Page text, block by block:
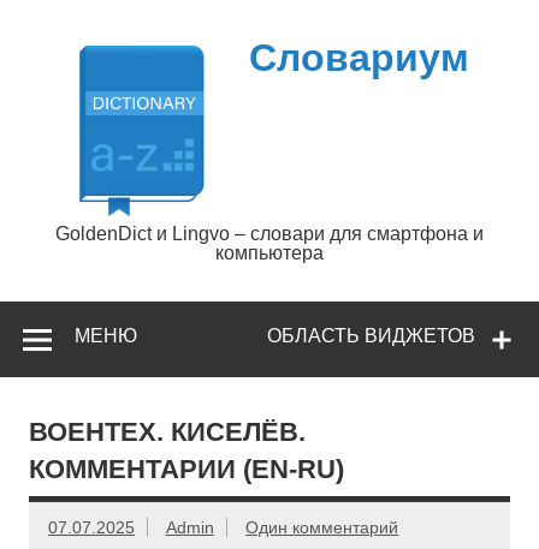
содержимому
Словариум
GoldenDict и Lingvo – словари для смартфона и
компьютера
ОБЛАСТЬ ВИДЖЕТОВ
МЕНЮ
ВОЕНТЕХ. КИСЕЛЁВ.
КОММЕНТАРИИ (EN-RU)
07.07.2025 Admin Один комментарий